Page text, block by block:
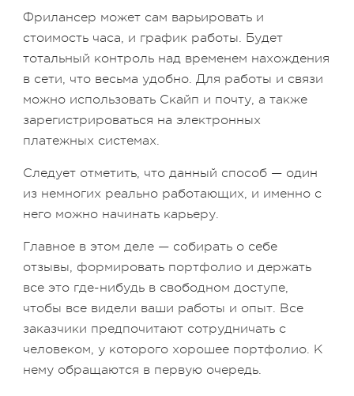
Фрилансер может сам варьировать и
стоимость часа, и график работы. Будет
тотальный контроль над временем нахождения
в сети, что весьма удобно. Для работы и связи
можно использовать Скайп и почту, а также
зарегистрироваться на электронных
платежных системах.
Следует отметить, что данный способ — один
из немногих реально работающих, и именно с
него можно начинать карьеру.
Главное в этом деле — собирать о себе
отзывы, формировать портфолио и держать
все это где-нибудь в свободном доступе,
чтобы все видели ваши работы и опыт. Все
заказчики предпочитают сотрудничать с
человеком, у которого хорошее портфолио. К
нему обращаются в первую очередь.